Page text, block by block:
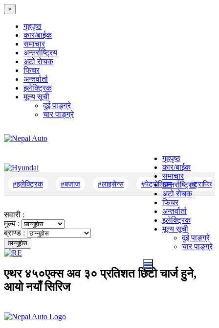
×
गृहपृष्‍ठ
कार/बाईक
समाचार
अन्तर्राष्ट्रिय
अटो रोचक
फिचर
अन्तर्वार्ता
इलेक्ट्रिक
मूल्य सूची
दुई पाङ्ग्रे
चार पाङ्ग्रे
गृहपृष्‍ठ
कार/बाईक
समाचार
अन्तर्राष्ट्रिय
अटो रोचक
फिचर
अन्तर्वार्ता
इलेक्ट्रिक
मूल्य सूची
दुई पाङ्ग्रे
चार पाङ्ग्रे
#इलेक्ट्रिक #बजाज #लाइसेन्स #पेट्रोलियम #ट्राफिक
सवारी :
मुल्य :
ब्राण्ड :
एथर ४५०एक्स अव ३० प्रतिशत छिटो चार्ज हुने,
आयो नयाँ सिरिज